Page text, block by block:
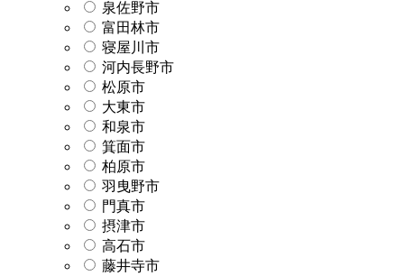
泉佐野市
富田林市
寝屋川市
河内長野市
松原市
大東市
和泉市
箕面市
柏原市
羽曳野市
門真市
摂津市
高石市
藤井寺市